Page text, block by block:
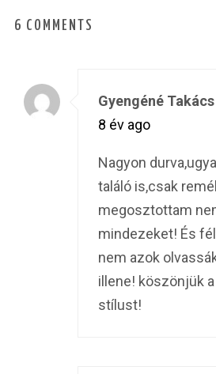
6 COMMENTS
Gyengéné
8 év ago
Nagyon
találó is,csak
megosztottam
mindezeket! És
nem azok
illene! köszönjük
stílust!